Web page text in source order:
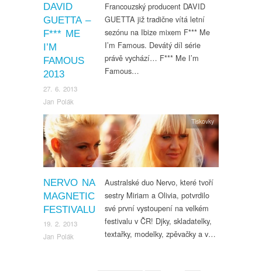
DAVID
GUETTA –
F*** ME
I’M
FAMOUS
2013
27. 6. 2013
Jan Polák
Francouzský producent DAVID
GUETTA již tradične vítá letní
sezónu na Ibize mixem F*** Me
I’m Famous. Devátý díl série
právě vychází… F*** Me I’m
Famous…
NERVO NA
MAGNETIC
FESTIVALU
19. 2. 2013
Jan Polák
Tiskovky
Australské duo Nervo, které tvoří
sestry Miriam a Olivia, potvrdilo
své první vystoupení na velkém
festivalu v ČR! Djky, skladatelky,
textařky, modelky, zpěvačky a v…